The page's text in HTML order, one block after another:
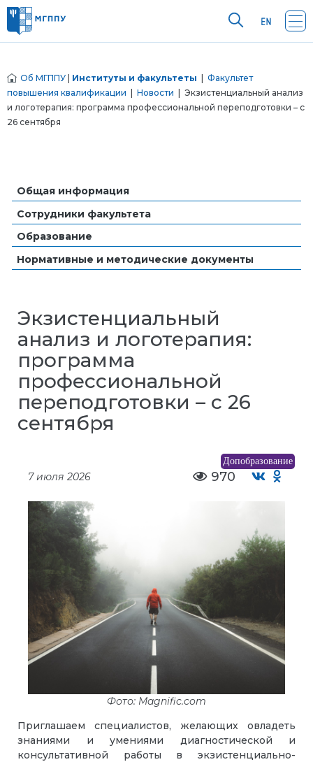
Об МГППУ Институты и факультеты
Факультет
повышения квалификации
Новости | Экзистенциальный анализ
и логотерапия: программа профессиональной переподготовки – с
26 сентября
Общая информация
Сотрудники факультета
Образование
Нормативные и методические документы
Экзистенциальный
анализ и логотерапия:
программа
профессиональной
переподготовки – с 26
сентября
Допобразование
7 июля 2026 970
Фото: Magnific.com
Приглашаем специалистов, желающих овладеть
знаниями и умениями диагностической и
консультативной работы в экзистенциально-